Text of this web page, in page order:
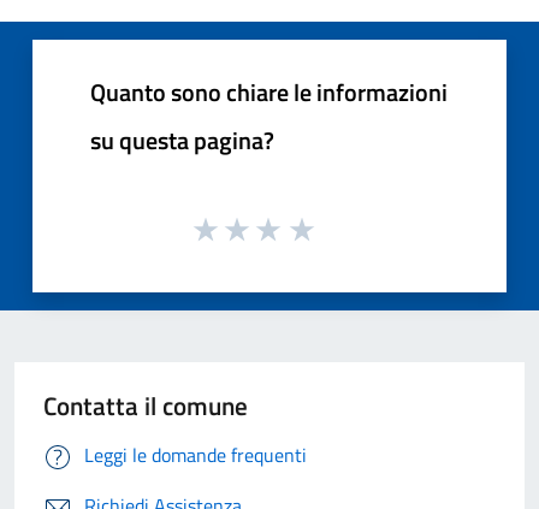
Quanto sono chiare le informazioni
su questa pagina?
Contatta il comune
Leggi le domande frequenti